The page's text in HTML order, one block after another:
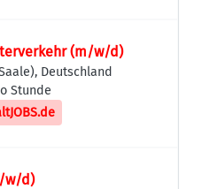
(m/w/d)
Deutschland
Stunde
w/d)